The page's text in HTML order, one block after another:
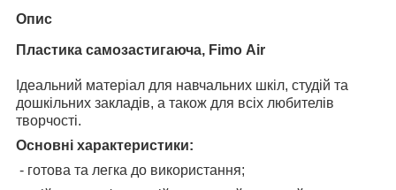
Опис
Пластика самозастигаюча, Fimo Air
Ідеальний матеріал для навчальних шкіл, студій та
дошкільних закладів, а також для всіх любителів
творчості.
Основні характеристики:
- готова та легка до використання;